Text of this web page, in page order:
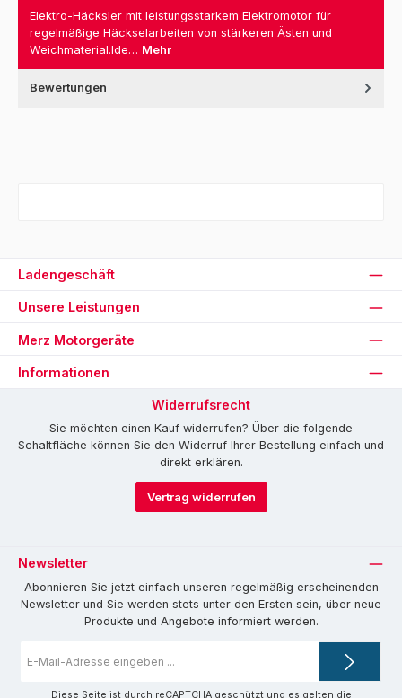
Elektro-Häcksler mit leistungsstarkem Elektromotor für
regelmäßige Häckselarbeiten von stärkeren Ästen und
Weichmaterial.Ide… Mehr
Bewertungen
Ladengeschäft
Unsere Leistungen
Merz Motorgeräte
Informationen
Widerrufsrecht
Sie möchten einen Kauf widerrufen? Über die folgende
Schaltfläche können Sie den Widerruf Ihrer Bestellung einfach und
direkt erklären.
Vertrag widerrufen
Newsletter
Abonnieren Sie jetzt einfach unseren regelmäßig erscheinenden
Newsletter und Sie werden stets unter den Ersten sein, über neue
Produkte und Angebote informiert werden.
Mail-
Diese Seite ist durch reCAPTCHA geschützt und es gelten die